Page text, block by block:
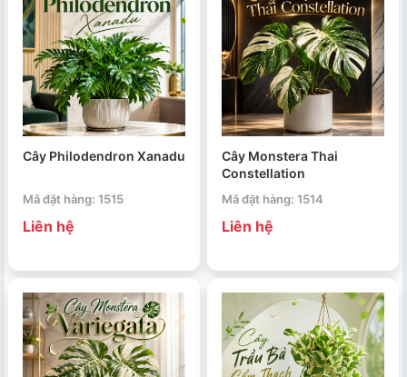
Cây Philodendron Xanadu
Mã đặt hàng: 1515
Liên hệ
Cây Monstera Thai
Constellation
Mã đặt hàng: 1514
Liên hệ